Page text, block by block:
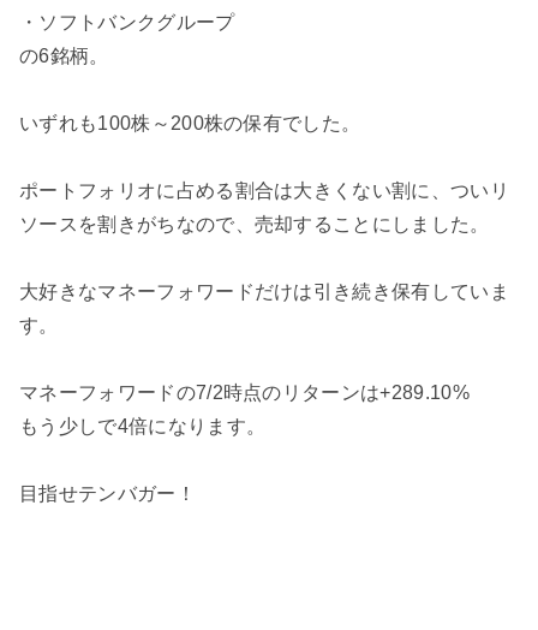
・ソフトバンクグループ
の6銘柄。
いずれも100株～200株の保有でした。
ポートフォリオに占める割合は大きくない割に、ついリ
ソースを割きがちなので、売却することにしました。
大好きなマネーフォワードだけは引き続き保有していま
す。
マネーフォワードの7/2時点のリターンは+289.10%
もう少しで4倍になります。
目指せテンバガー！